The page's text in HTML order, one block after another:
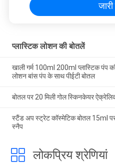
प्लास्टिक लोशन की बोतलें
खाली गर्म 100ml 200ml प्लास्टिक पंप
लोशन बांस पंप के साथ पीईटी बोतल
बोतल पर 20 मिली गोल स्किनकेयर
स्टैंड अप स्ट्रेट कॉस्मेटिक बोतल 15ml
स्नैप
लोकप्रिय श्रेणियां